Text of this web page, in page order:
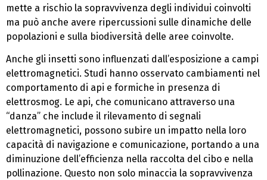
mette a rischio la sopravvivenza degli individui coinvolti
ma può anche avere ripercussioni sulle dinamiche delle
popolazioni e sulla biodiversità delle aree coinvolte.
Anche gli insetti sono influenzati dall’esposizione a campi
elettromagnetici. Studi hanno osservato cambiamenti nel
comportamento di api e formiche in presenza di
elettrosmog. Le api, che comunicano attraverso una
“danza” che include il rilevamento di segnali
elettromagnetici, possono subire un impatto nella loro
capacità di navigazione e comunicazione, portando a una
diminuzione dell’efficienza nella raccolta del cibo e nella
pollinazione. Questo non solo minaccia la sopravvivenza